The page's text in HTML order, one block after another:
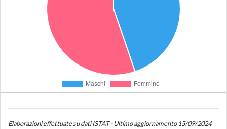
Elaborazioni effettuate su dati ISTAT - Ultimo aggiornamento 15/09/2024